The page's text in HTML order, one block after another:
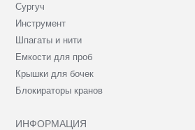
Сургуч
Инструмент
Шпагаты и нити
Емкости для проб
Крышки для бочек
Блокираторы кранов
ИНФОРМАЦИЯ